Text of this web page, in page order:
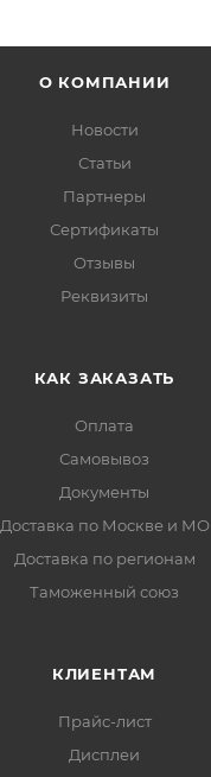
О КОМПАНИИ
Новости
Статьи
Партнеры
Сертификаты
Отзывы
Реквизиты
КАК ЗАКАЗАТЬ
Оплата
Самовывоз
Документы
Доставка по Москве и МО
Доставка по регионам
Таможенный союз
КЛИЕНТАМ
Прайс-лист
Дисплеи